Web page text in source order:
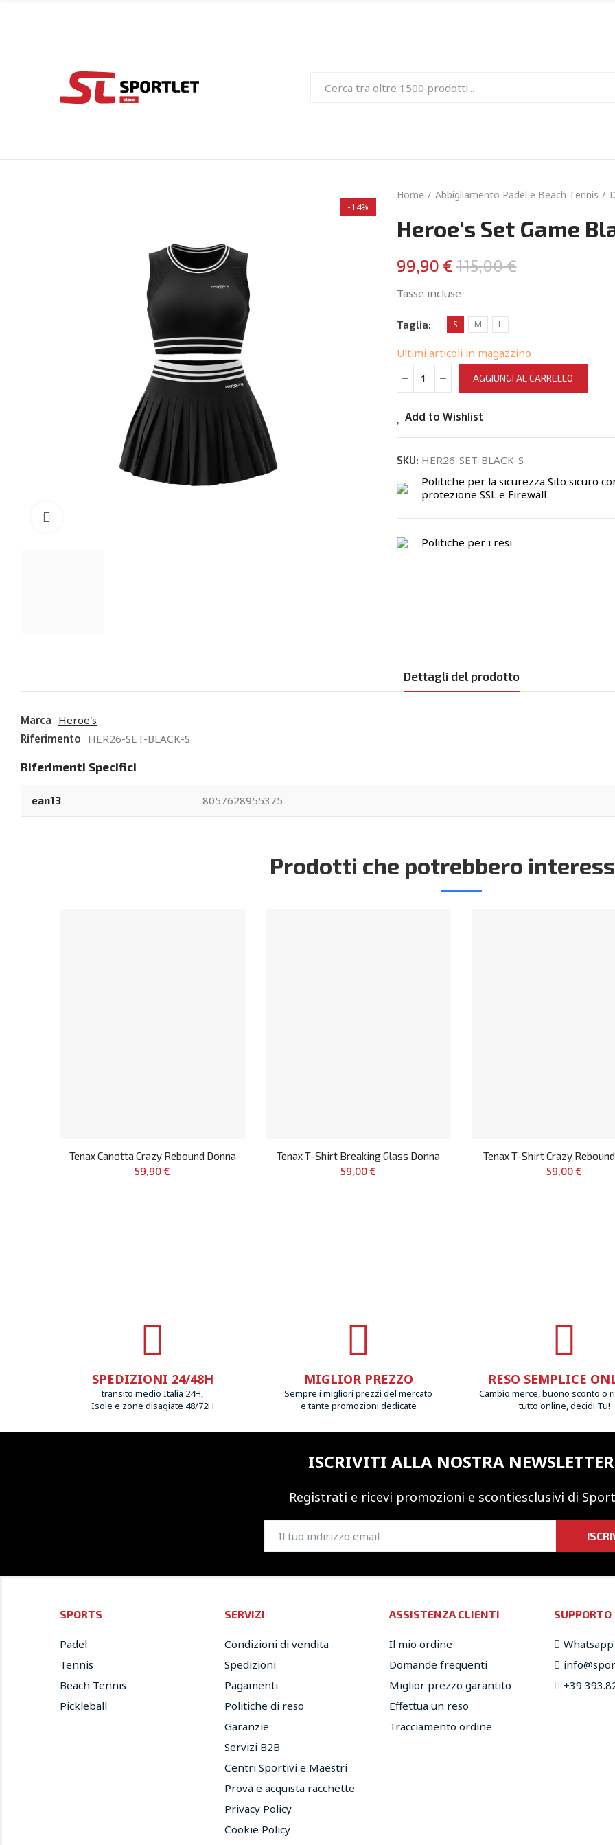
-14%
Home Abbigliamento Padel e Beach Tennis
Heroe's Set Game
99,90 €115,00 €
Tasse incluse
Taglia S M L
Ultimi articoli in magazzino
AGGIUNGI AL CARRELLO
Add to Wishlist
SKU: HER26-SET-BLACK-S
Politiche per la sicurezza Sito sicuro
protezione SSL e Firewall
Politiche per i resi
Dettagli del prodotto
Marca Heroe's
Riferimento HER26-SET-BLACK-S
Riferimenti Specifici
ean13 8057628955375
Prodotti che potrebbero
Tenax Canotta Crazy Rebound Donna
59,90 €
Tenax T-Shirt Breaking Glass Donna
59,00 €
Tenax T-Shirt Crazy
59,00 €
SPEDIZIONI 24/48H
transito medio Italia 24H,
Isole e zone disagiate 48/72H
MIGLIOR PREZZO
Sempre i migliori prezzi del mercato
e tante promozioni dedicate
RESO SEMPLICE
Cambio merce, buono sconto o
tutto online, decidi Tu!
ISCRIVITI ALLA NOSTRA NEWSLETTER
Registrati e ricevi promozioni e scontiesclusivi di
SPORTS
Padel
Tennis
Beach Tennis
Pickleball
SERVIZI
Condizioni di vendita
Spedizioni
Pagamenti
Politiche di reso
Garanzie
Servizi B2B
Centri Sportivi e Maestri
Prova e acquista racchette
Privacy Policy
Cookie Policy
ASSISTENZA CLIENTI
Il mio ordine
Domande frequenti
Miglior prezzo garantito
Effettua un reso
Tracciamento ordine
SUPPORTO
Whatsapp
+39